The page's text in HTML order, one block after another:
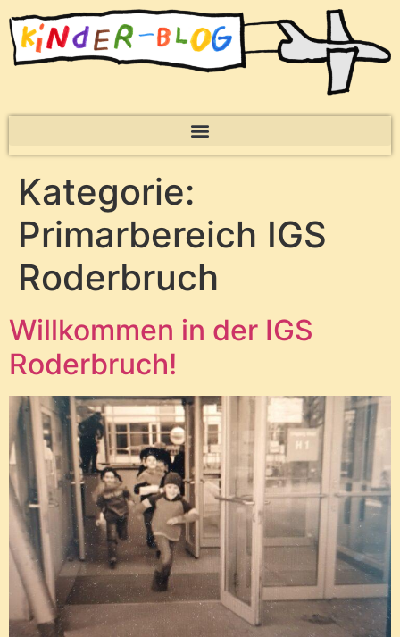
Kategorie:
Primarbereich IGS
Roderbruch
Willkommen in der IGS
Roderbruch!